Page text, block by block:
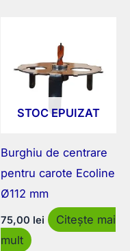
STOC EPUIZAT
Burghiu de centrare
pentru carote Ecoline
Ø112 mm
75,00 lei
Citește mai
mult